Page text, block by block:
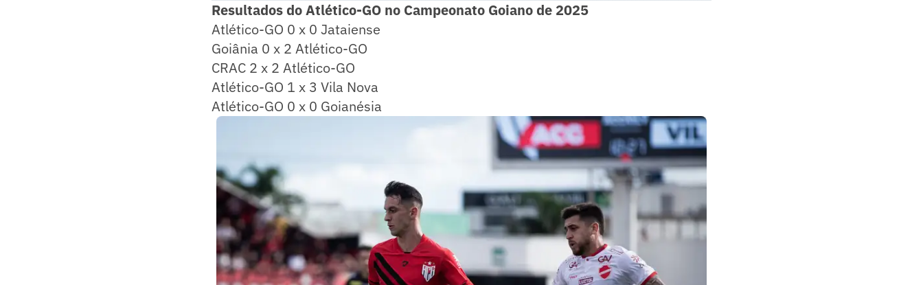
Resultados do Atlético-GO no Campeonato Goiano de 2025
Atlético-GO 0 x 0 Jataiense
Goiânia 0 x 2 Atlético-GO
CRAC 2 x 2 Atlético-GO
Atlético-GO 1 x 3 Vila Nova
Atlético-GO 0 x 0 Goianésia